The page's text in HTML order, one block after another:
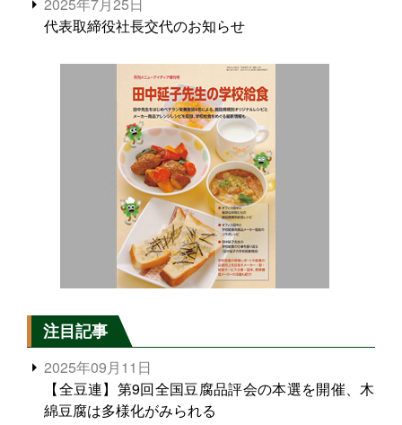
代表取締役社長交代のお知らせ
注目記事
2025年09月11日
【全豆連】第9回全国豆腐品評会の本選を開催、木
綿豆腐は多様化がみられる